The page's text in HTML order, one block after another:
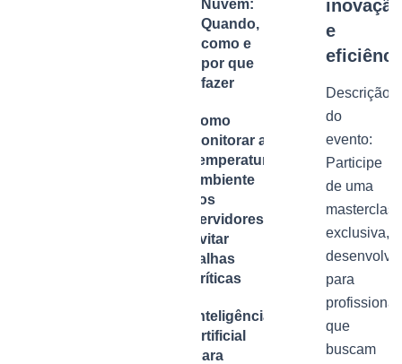
Nuvem:
Quando,
como e
por que
fazer
Como
Monitorar a
Temperatura
Ambiente
dos
Servidores e
Evitar
Falhas
Críticas
Inteligência
artificial
para
e
Descrição
do
evento:
Participe
de uma
masterclass
exclusiva,
para
que
buscam